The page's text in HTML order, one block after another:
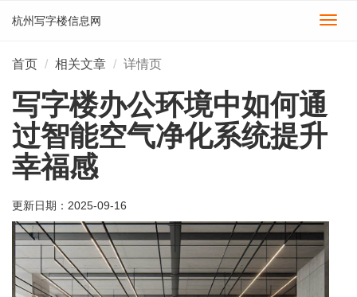
切
杭州写字楼信息网
首页 相关文章 详情页
写字楼办公环境中如何通
过智能空气净化系统提升
幸福感
更新日期： 2025-09-16